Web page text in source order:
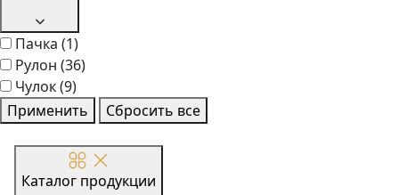
Пачка (1)
Рулон (36)
Чулок(9)
Применить
Сбросить все
Каталог продукции